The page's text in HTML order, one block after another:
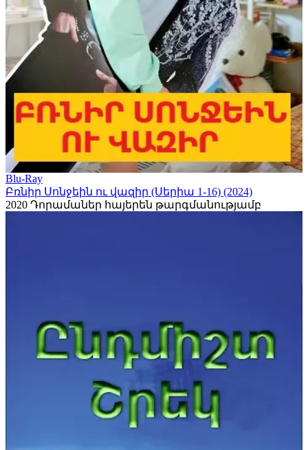
Blu-Ray
Բռնիր Սոնջեին ու վազիր (Սերիա 1-16) (2024)
2020 Դորամաներ հայերեն թարգմանությամբ